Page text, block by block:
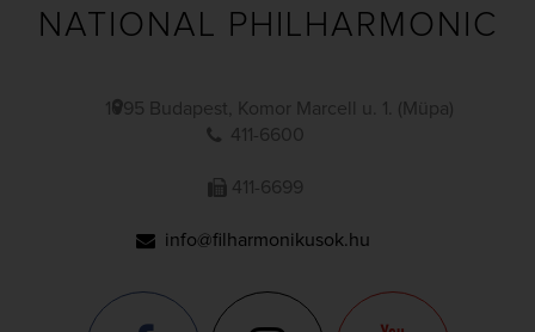
NATIONAL PHILHARMONIC
1095 Budapest, Komor Marcell u. 1. (Müpa)
411-6600
411-6699
info@filharmonikusok.hu